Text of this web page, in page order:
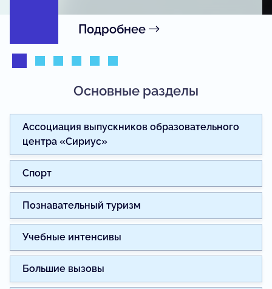
Подробнее
Основные разделы
Ассоциация выпускников образовательного
центра «Сириус»
Спорт
Познавательный туризм
Учебные интенсивы
Большие вызовы